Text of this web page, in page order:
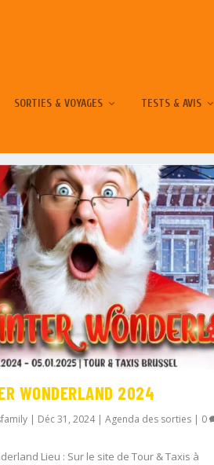
SORTIES & VOYAGES TESTS & AVIS
WONDERLAND 2024
| Déc 31, 2024| Agenda des sorties| 0
Lieu : Sur le site de Tour & Taxis à